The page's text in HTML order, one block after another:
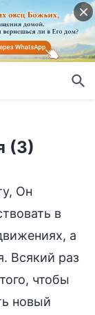
(3)
Он
в
а
Всякий раз
чтобы
новый